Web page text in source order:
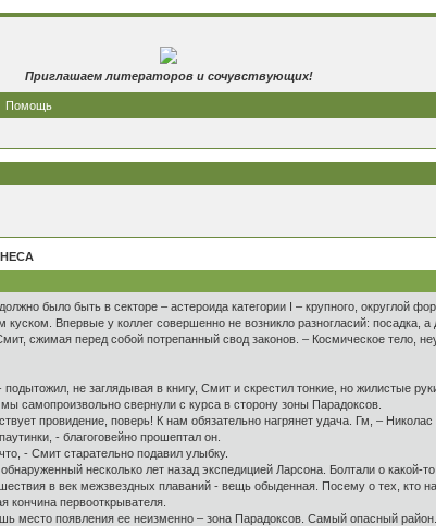
Приглашаем литераторов и сочувствующих!
Помощь
было быть в секторе – астероида категории I – крупного,
Впервые у коллег совершенно не возникло разногласий: посадка, а
сжимая перед собой потрепанный свод законов. – Космическое тело,
не заглядывая в книгу, Смит и скрестил тонкие, но жилистые
самопроизвольно свернули с курса в сторону зоны Парадоксов.
провидение, поверь! К нам обязательно нагрянет удача. Гм, –
- благоговейно прошептал он.
- Смит старательно подавил улыбку.
несколько лет назад экспедицией Ларсона. Болтали о какой-
в век межзвездных плаваний - вещь обыденная. Посему о тех, кто
кончина первооткрывателя.
место появления ее неизменно – зона Парадоксов. Самый опасный